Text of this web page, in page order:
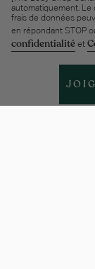
automatiquement. Le
frais de données
en répondant STOP
confidentialité et